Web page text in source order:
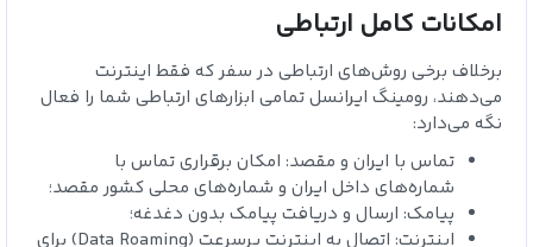
امکانات کامل ارتباطی
برخلاف برخی روش‌های ارتباطی در سفر که فقط اینترنت
می‌دهند، رومینگ ایرانسل تمامی ابزارهای ارتباطی شما را فعال
نگه می‌دارد:
تماس با ایران و مقصد: امکان برقراری تماس با
شماره‌های داخل ایران و شماره‌های محلی کشور مقصد؛
پیامک: ارسال و دریافت پیامک بدون دغدغه؛
اینترنت: اتصال به اینترنت پرسرعت (Data Roaming) برای